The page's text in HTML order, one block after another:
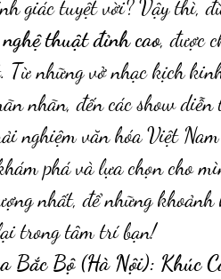
giác tuyệt vời? Vậy thì,
thuật đỉnh cao, được
Từ những vở nhạc kịch
nhãn, đến các show
nghiệm văn hóa Việt
phá và lựa chọn cho
nhất, để những
trong tâm trí bạn!
Bắc Bộ (Hà Nội): Khúc